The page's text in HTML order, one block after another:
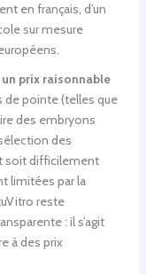
en français, d’un
sur mesure
prix raisonnable
de pointe (telles que
des embryons
des
soit difficilement
limitées par la
reste
: il s’agit
à des prix